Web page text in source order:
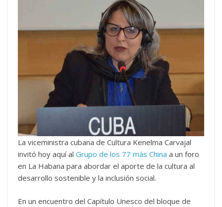
La viceministra cubana de Cultura Kenelma Carvajal
invitó hoy aquí al Grupo de los 77 más China a un foro
en La Habana para abordar el aporte de la cultura al
desarrollo sostenible y la inclusión social.
En un encuentro del Capítulo Unesco del bloque de